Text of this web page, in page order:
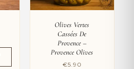
Olives Vertes
Cassées De
Provence –
Provence Olives
€5.90